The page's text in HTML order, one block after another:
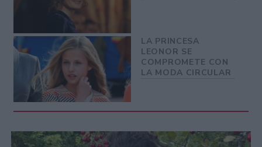
LA PRINCESA
LEONOR SE
COMPROMETE CON
LA MODA CIRCULAR